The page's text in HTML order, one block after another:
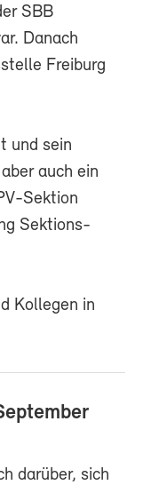
SBB
Danach
Freiburg
und sein
auch ein
Sektion
Sektions-
Kollegen in
darüber, sich